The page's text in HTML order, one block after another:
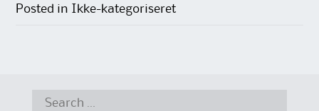
Posted in Ikke-kategoriseret
Search